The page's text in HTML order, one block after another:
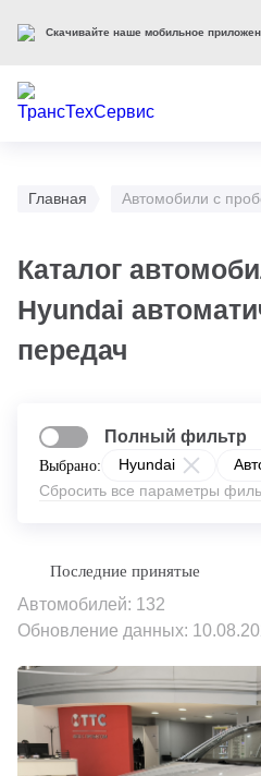
Главная Автомобили с
Каталог
Hyundai
передач
Выбрано: Hyundai
Сбросить все параметры
Полный фильтр
Автомобилей: 132
Обновление данных:
Скачивайте наше мобильное